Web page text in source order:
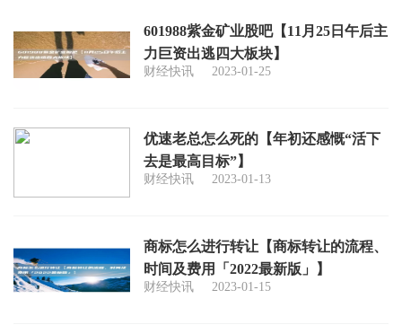
601988紫金矿业股吧【11月25日午后主
力巨资出逃四大板块】
财经快讯 2023-01-25
优速老总怎么死的【年初还感慨“活下
去是最高目标”】
财经快讯 2023-01-13
商标怎么进行转让【商标转让的流程、
时间及费用「2022最新版」】
财经快讯 2023-01-15